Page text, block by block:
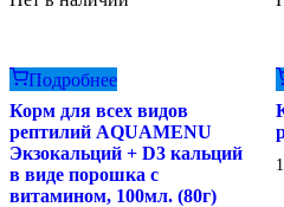
Подробнее
Корм для всех видов
рептилий AQUAMENU
Экзокальций + D3 кальций
в виде порошка с
витамином, 100мл. (80г)